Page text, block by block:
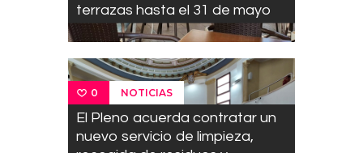
terrazas hasta el 31 de mayo
0 NOTICIAS
El Pleno acuerda contratar un
nuevo servicio de limpieza,